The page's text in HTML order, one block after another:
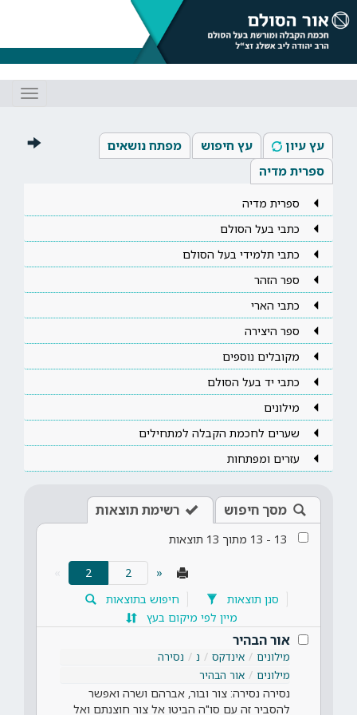
עץ עיון עץ חיפוש
מפתח נושאים
ספרית מדיה
ספרית מדיה
כתבי בעל הסולם
כתבי תלמידי בעל הסולם
ספר הזהר
כתבי הארי
ספר היצירה
מקובלים נוספים
כתבי יד בעל הסולם
מילונים
שערים לחכמת הקבלה למתחילים
עזרים ומפתחות
מסך חיפוש רשימת תוצאות
13
-
13 מתוך 13 תוצאות
«
2
סנן תוצאות
חיפוש בתוצאות
מיין לפי מיקום בעץ
אור הבהיר
מילונים אינדקס נ
נסירה
מילונים
אור הבהיר
נסירה נסירה: צור ובור, אברהם ושרה ואפשר
להסביר זה עם סו"ה הביטו אל צור חוצנתם ואל